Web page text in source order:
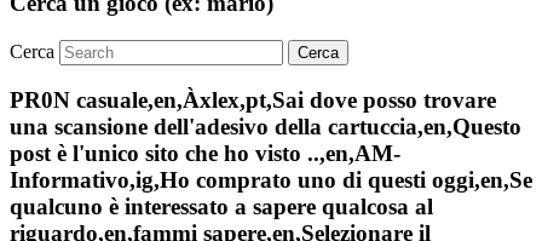
Cerca
PR0N casuale,en,Àxlex,pt,Sai dove posso trovare
una scansione dell'adesivo della cartuccia,en,Questo
post è l'unico sito che ho visto ..,en,AM-
Informativo,ig,Ho comprato uno di questi oggi,en,Se
qualcuno è interessato a sapere qualcosa al
riguardo,en,fammi sapere,en,Selezionare il